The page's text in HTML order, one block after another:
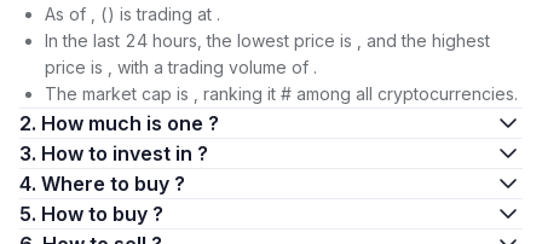
As of , () is trading at .
In the last 24 hours, the lowest price is , and the highest
price is , with a trading volume of .
The market cap is , ranking it # among all cryptocurrencies.
2. How much is one ?
3. How to invest in ?
4. Where to buy ?
5. How to buy ?